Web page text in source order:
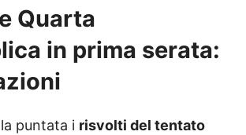
Quarta
in prima serata:
puntata i risvolti del tentato